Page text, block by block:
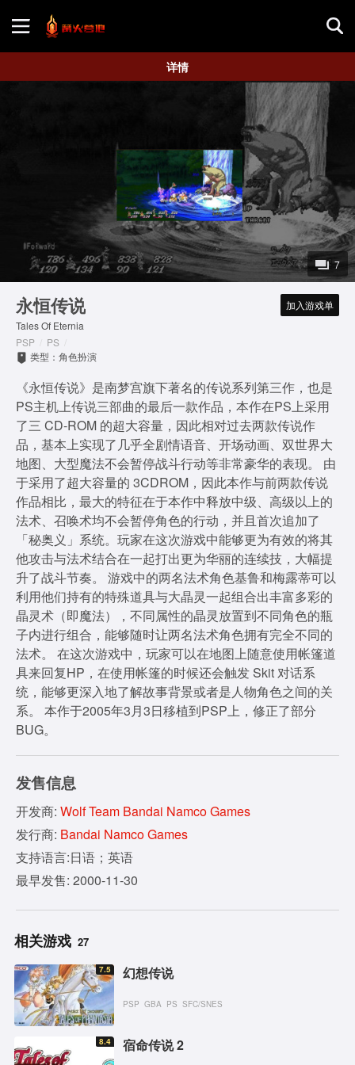
详情
7
永恒传说
Tales Of Eternia
PSP
PS
加入游戏单
类型：角色扮演
《永恒传说》是南梦宫旗下著名的传说系列第三作，也是
PS主机上传说三部曲的最后一款作品，本作在PS上采用
了三 CD-ROM 的超大容量，因此相对过去两款传说作
品，基本上实现了几乎全剧情语音、开场动画、双世界大
地图、大型魔法不会暂停战斗行动等非常豪华的表现。 由
于采用了超大容量的 3CDROM，因此本作与前两款传说
作品相比，最大的特征在于本作中释放中级、高级以上的
法术、召唤术均不会暂停角色的行动，并且首次追加了
「秘奥义」系统。玩家在这次游戏中能够更为有效的将其
他攻击与法术结合在一起打出更为华丽的连续技，大幅提
升了战斗节奏。 游戏中的两名法术角色基鲁和梅露蒂可以
利用他们持有的特殊道具与大晶灵一起组合出丰富多彩的
晶灵术（即魔法），不同属性的晶灵放置到不同角色的瓶
子内进行组合，能够随时让两名法术角色拥有完全不同的
法术。 在这次游戏中，玩家可以在地图上随意使用帐篷道
具来回复HP，在使用帐篷的时候还会触发 Skit 对话系
统，能够更深入地了解故事背景或者是人物角色之间的关
系。 本作于2005年3月3日移植到PSP上，修正了部分
BUG。
发售信息
开发商: Wolf Team Bandai Namco Games
发行商: Bandai Namco Games
支持语言:日语；英语
最早发售: 2000-11-30
相关游戏 27
7.5 幻想传说
PSP GBA PS SFC/SNES
8.4 宿命传说 2